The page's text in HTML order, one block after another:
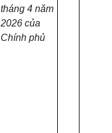
tháng 4 năm
2026 của
Chính phủ